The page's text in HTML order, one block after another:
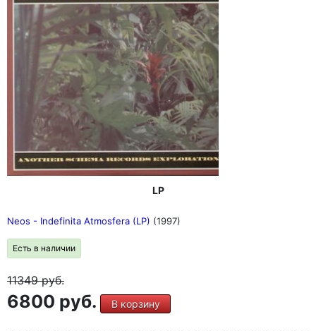
LP
Neos - Indefinita Atmosfera (LP) (1997)
Есть в наличии
11349руб.
6800 руб. В корзину